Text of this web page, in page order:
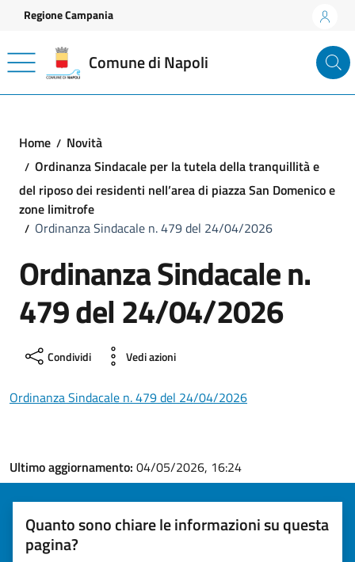
Vai ai contenuti
Vai al footer
Regione Campania
Comune di Napoli
Home
Novità
Ordinanza Sindacale per la tutela della tranquillità e
del riposo dei residenti nell’area di piazza San Domenico e
zone limitrofe
Ordinanza Sindacale n. 479 del 24/04/2026
Ordinanza Sindacale n.
479 del 24/04/2026
Condividi Vedi azioni
Ordinanza Sindacale n. 479 del 24/04/2026
Ultimo aggiornamento: 04/05/2026, 16:24
Quanto sono chiare le informazioni su questa
pagina?